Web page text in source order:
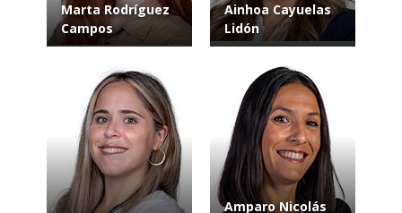
Marta Rodríguez
Campos
Ainhoa Cayuelas
Lidón
Amparo Nicolás